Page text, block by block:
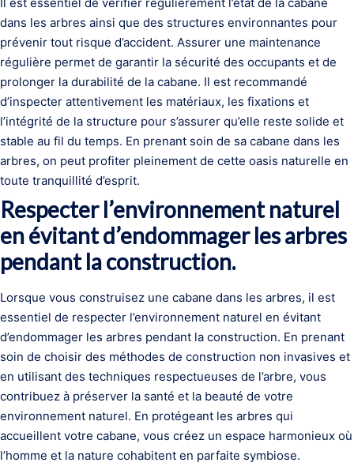
dans les arbres ainsi que des structures environnantes pour
prévenir tout risque d’accident. Assurer une maintenance
régulière permet de garantir la sécurité des occupants et de
prolonger la durabilité de la cabane. Il est recommandé
d’inspecter attentivement les matériaux, les fixations et
l’intégrité de la structure pour s’assurer qu’elle reste solide et
stable au fil du temps. En prenant soin de sa cabane dans les
arbres, on peut profiter pleinement de cette oasis naturelle en
toute tranquillité d’esprit.
Respecter l’environnement naturel
en évitant d’endommager les arbres
pendant la construction.
Lorsque vous construisez une cabane dans les arbres, il est
essentiel de respecter l’environnement naturel en évitant
d’endommager les arbres pendant la construction. En prenant
soin de choisir des méthodes de construction non invasives et
en utilisant des techniques respectueuses de l’arbre, vous
contribuez à préserver la santé et la beauté de votre
environnement naturel. En protégeant les arbres qui
accueillent votre cabane, vous créez un espace harmonieux où
l’homme et la nature cohabitent en parfaite symbiose.